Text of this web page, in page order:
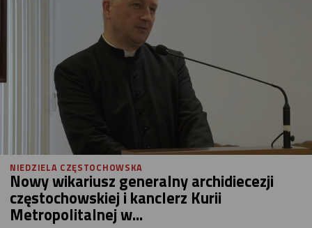
NIEDZIELA CZĘSTOCHOWSKA
Nowy wikariusz generalny archidiecezji
częstochowskiej i kanclerz Kurii
Metropolitalnej w...